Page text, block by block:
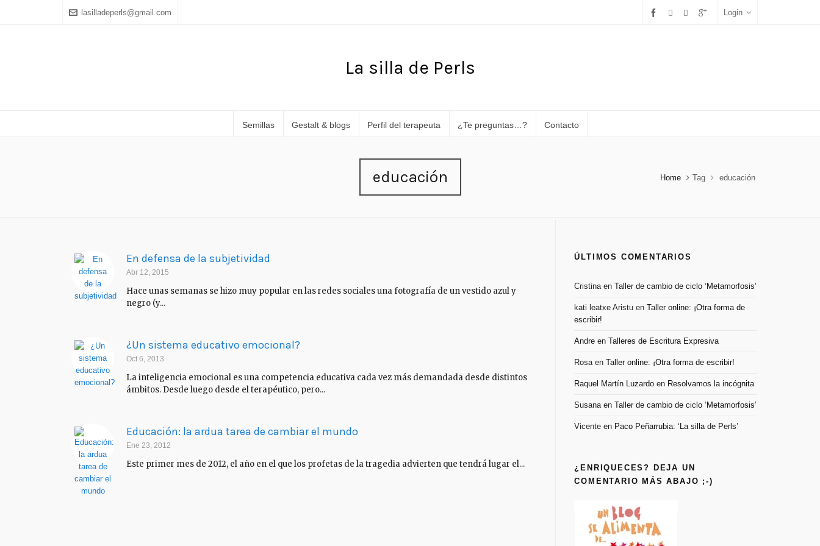
lasilladeperls@gmail.com Login
La silla de Perls
Semillas Gestalt & blogs Perfil del terapeuta ¿Te preguntas…? Contacto
educación Home Tag educación
En defensa de la subjetividad
Abr 12, 2015
Hace unas semanas se hizo muy popular en las redes sociales una fotografía de un vestido azul y
negro (y...
¿Un sistema educativo emocional?
Oct 6, 2013
La inteligencia emocional es una competencia educativa cada vez más demandada desde distintos
ámbitos. Desde luego desde el terapéutico, pero...
Educación: la ardua tarea de cambiar el mundo
Ene 23, 2012
Este primer mes de 2012, el año en el que los profetas de la tragedia advierten que tendrá lugar el...
ÚLTIMOS COMENTARIOS
CristinaenTaller de cambio de ciclo ‘Metamorfosis’
kati leatxe Aristu enTaller online: ¡Otra forma de
escribir!
Andre enTalleres de Escritura Expresiva
RosaenTaller online: ¡Otra forma de escribir!
Raquel Martín Luzardo en Resolvamos la incógnita
SusanaenTaller de cambio de ciclo ‘Metamorfosis’
Vicente en Paco Peñarrubia: ‘La silla de Perls’
¿ENRIQUECES? DEJA UN
COMENTARIO MÁS ABAJO ;-)